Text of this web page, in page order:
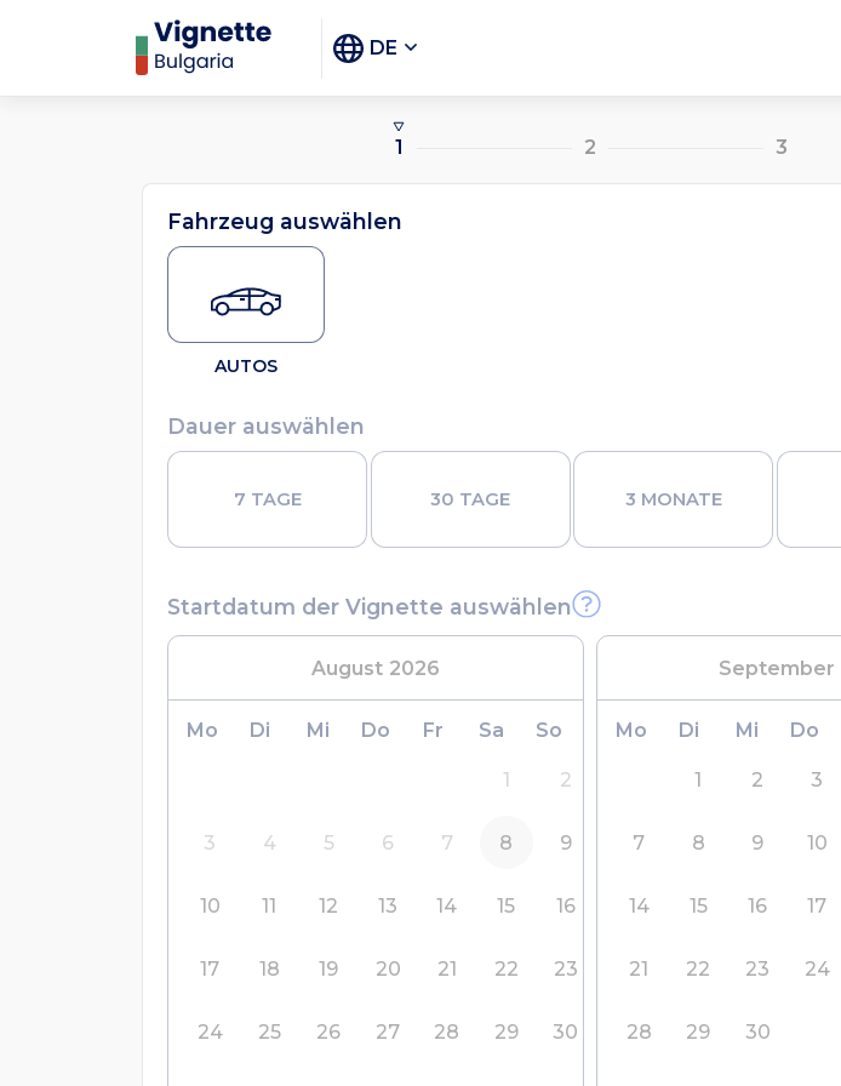
DE
1 2 3
Fahrzeug auswählen
AUTOS
Dauer auswählen
7 TAGE 30 TAGE 3 MONATE
Startdatum der Vignette auswählen
August 2026
Mo Di Mi Do Fr Sa So
1 2
3 4 5 6 7 8 9
10 11 12 13 14 15 16
17 18 19 20 21 22 23
24 25 26 27 28 29 30
September
Mo Di Mi Do
1 2 3
7 8 9 10
14 15 16 17
21 22 23 24
28 29 30